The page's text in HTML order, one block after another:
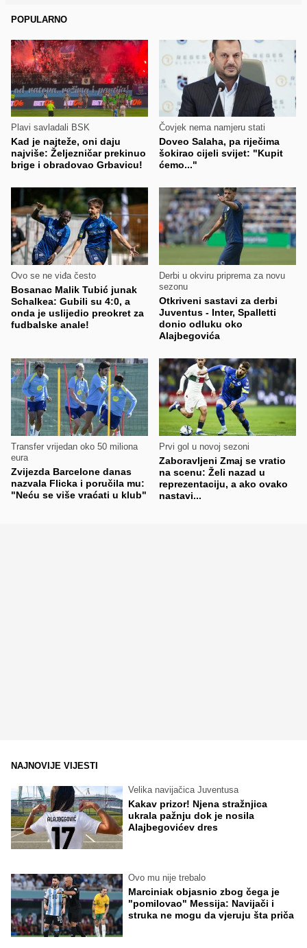
POPULARNO
Plavi savladali BSK
Kad je najteže, oni daju
najviše: Željezničar prekinuo
brige i obradovao Grbavicu!
Čovjek nema namjeru stati
Doveo Salaha, pa riječima
šokirao cijeli svijet: "Kupit
ćemo..."
Ovo se ne viđa često
Bosanac Malik Tubić junak
Schalkea: Gubili su 4:0, a
onda je uslijedio preokret za
fudbalske anale!
Derbi u okviru priprema za novu
sezonu
Otkriveni sastavi za derbi
Juventus - Inter, Spalletti
donio odluku oko
Alajbegovića
Transfer vrijedan oko 50 miliona
eura
Zvijezda Barcelone danas
nazvala Flicka i poručila mu:
"Neću se više vraćati u klub"
Prvi gol u novoj sezoni
Zaboravljeni Zmaj se vratio
na scenu: Želi nazad u
reprezentaciju, a ako ovako
nastavi...
NAJNOVIJE VIJESTI
Velika navijačica Juventusa
Kakav prizor! Njena stražnjica
ukrala pažnju dok je nosila
Alajbegovićev dres
Ovo mu nije trebalo
Marciniak objasnio zbog čega je
"pomilovao" Messija: Navijači i
struka ne mogu da vjeruju šta priča